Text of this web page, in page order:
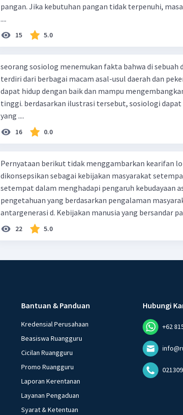
pangan. Jika kebutuhan pangan tidak terpenuhi,
....
15 5.0
seorang sosiolog menemukan fakta bahwa di sebuah
terdiri dari berbagai macam asal-usul daerah dan
dapat hidup dengan baik dan mampu
tinggi. berdasarkan ilustrasi tersebut, sosiologi
yang ....
16 0.0
Pernyataan berikut tidak menggambarkan kearifan
dikonsepsikan sebagai kebijakan masyarakat
setempat dalam menghadapi pengaruh kebudayaan
pengetahuan yang berdasarkan pengalaman
antargenerasi d. Kebijakan manusia yang bersandar
dan perilaku yang melembaga secara tradisional e.
masyarakat dan tidak berkaitan dengan kondisi
22 5.0
Bantuan & Panduan
Kredensial Perusahaan
Beasiswa Ruangguru
Cicilan Ruangguru
Promo Ruangguru
Laporan Kerentanan
Layanan Pengaduan
Syarat & Ketentuan
Hubungi
+62